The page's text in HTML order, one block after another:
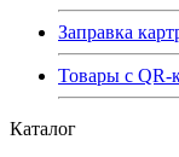
Заправка
Товары с QR-
Каталог